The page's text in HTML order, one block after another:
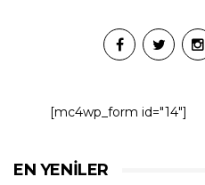
[mc4wp_form id="14"]
EN YENILER